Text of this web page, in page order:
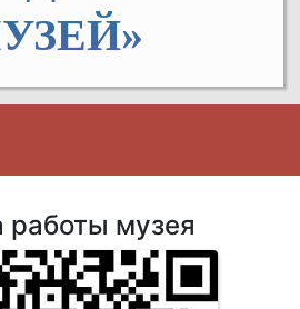
работы музея